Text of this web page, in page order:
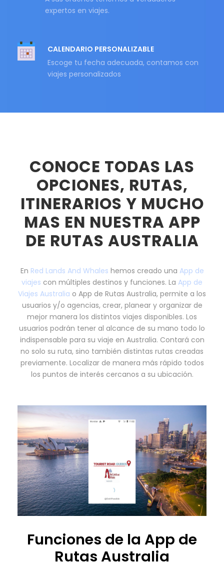
expertos en viajes.
CALENDARIO PERSONALIZABLE
Escoge tu fecha adecuada, contamos con
viajes personalizados
CONOCE TODAS LAS
OPCIONES, RUTAS,
ITINERARIOS Y MUCHO
MAS EN NUESTRA APP
DE RUTAS AUSTRALIA
En Red Lands And Whales hemos creado una App de
viajes con múltiples destinos y funciones. La App de
Viajes Australia o App de Rutas Australia, permite a los
usuarios y/o agencias, crear, planear y organizar de
mejor manera los distintos viajes disponibles. Los
usuarios podrán tener al alcance de su mano todo lo
indispensable para su viaje en Australia. Contará con
no solo su ruta, sino también distintas rutas creadas
previamente. Localizar de manera más rápido todos
los puntos de interés cercanos a su ubicación.
Funciones de la App de
Rutas Australia